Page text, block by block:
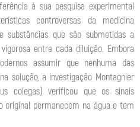
à sua pesquisa experimental
controversas da medicina
substâncias que são submetidas a
entre cada diluição. Embora
assumir que nenhuma das
solução, a investigação Montagnier
colegas) verificou que os sinais
original permanecem na água e tem